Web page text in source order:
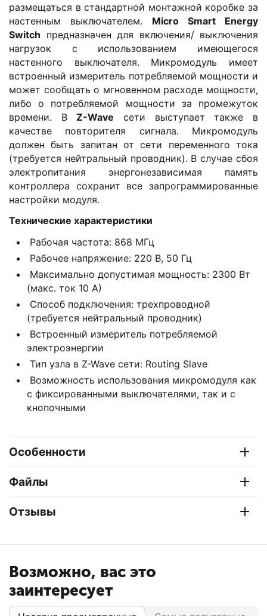
размещаться в стандартной монтажной коробке за
настенным выключателем. Micro Smart Energy
Switch предназначен для включения/ выключения
нагрузок с использованием имеющегося
настенного выключателя. Микромодуль имеет
встроенный измеритель потребляемой мощности и
может сообщать о мгновенном расходе мощности,
либо о потребляемой мощности за промежуток
времени. ВZ-Wave сети выступает также в
качестве повторителя сигнала. Микромодуль
должен быть запитан от сети переменного тока
(требуется нейтральный проводник). В случае сбоя
электропитания энергонезависимая память
контроллера сохранит все запрограммированные
настройки модуля.
Технические характеристики
Рабочая частота: 868 МГц
Рабочее напряжение: 220 В, 50 Гц
Максимально допустимая мощность: 2300 Вт
(макс. ток 10 А)
Способ подключения: трехпроводной
(требуется нейтральный проводник)
Встроенный измеритель потребляемой
электроэнергии
Тип узла в Z-Wave сети: Routing Slave
Возможность использования микромодуля как
с фиксированными выключателями, так и с
кнопочными
Особенности
Файлы
Отзывы
Возможно, вас это
заинтересует